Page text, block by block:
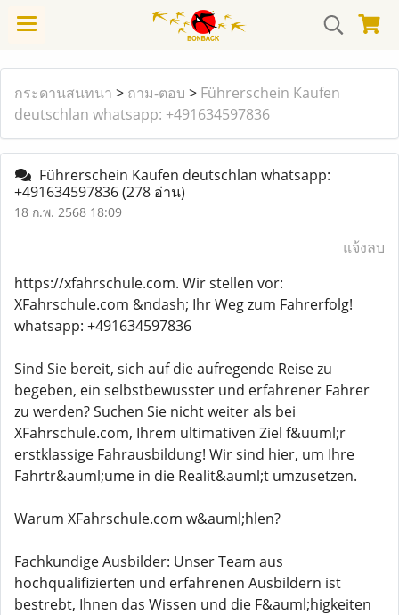
กระดานสนทนา > ถาม-ตอบ > Führerschein Kaufen
deutschlan whatsapp: +491634597836
Führerschein Kaufen deutschlan whatsapp:
+491634597836(278 อ่าน)
18 ก.พ. 2568 18:09
แจ้งลบ
https://xfahrschule.com. Wir stellen vor:
XFahrschule.com &ndash; Ihr Weg zum Fahrerfolg!
whatsapp: +491634597836
Sind Sie bereit, sich auf die aufregende Reise zu
begeben, ein selbstbewusster und erfahrener Fahrer
zu werden? Suchen Sie nicht weiter als bei
XFahrschule.com, Ihrem ultimativen Ziel f&uuml;r
erstklassige Fahrausbildung! Wir sind hier, um Ihre
Fahrtr&auml;ume in die Realit&auml;t umzusetzen.
Warum XFahrschule.com w&auml;hlen?
Fachkundige Ausbilder: Unser Team aus
hochqualifizierten und erfahrenen Ausbildern ist
bestrebt, Ihnen das Wissen und die F&auml;higkeiten